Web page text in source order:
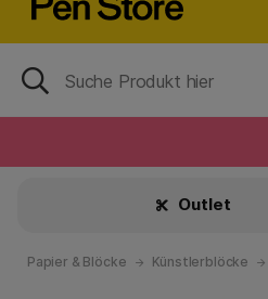
Outlet
Papier & Blöcke Künstlerblöcke